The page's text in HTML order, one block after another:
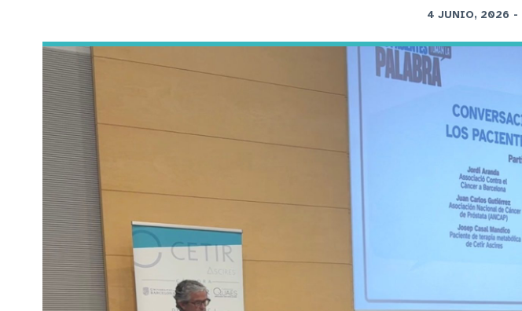
4 JUNIO, 2026 -